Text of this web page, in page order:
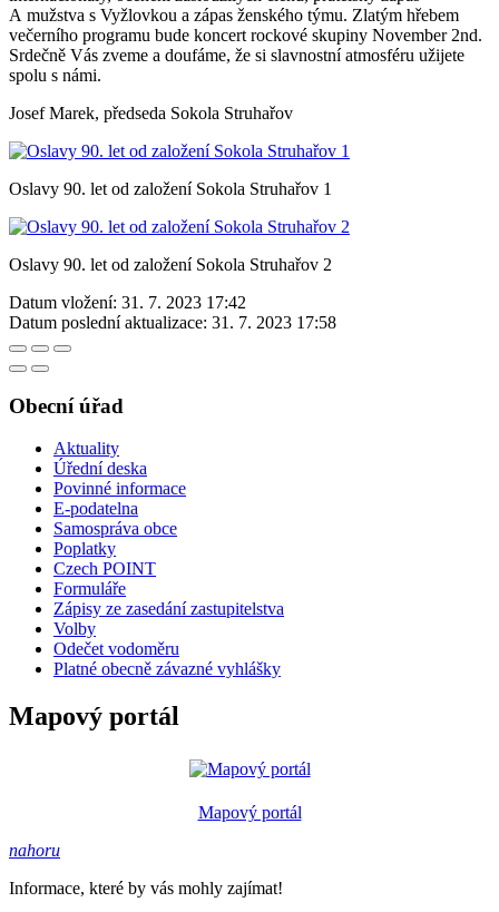
A mužstva s Vyžlovkou a zápas ženského týmu. Zlatým hřebem
večerního programu bude koncert rockové skupiny November 2nd.
Srdečně Vás zveme a doufáme, že si slavnostní atmosféru užijete
spolu s námi.
Josef Marek, předseda Sokola Struhařov
Oslavy 90. let od založení Sokola Struhařov 1
Oslavy 90. let od založení Sokola Struhařov 2
Datum vložení: 31. 7. 2023 17:42
Datum poslední aktualizace: 31. 7. 2023 17:58
Obecní úřad
Aktuality
Úřední deska
Povinné informace
E-podatelna
Samospráva obce
Poplatky
Czech POINT
Formuláře
Zápisy ze zasedání zastupitelstva
Volby
Odečet vodoměru
Platné obecně závazné vyhlášky
Mapový portál
Mapový portál
nahoru
Informace, které by vás mohly zajímat!